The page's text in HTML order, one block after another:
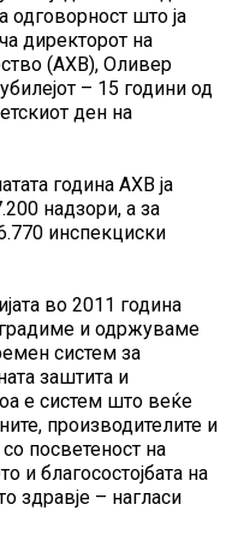
одговорност што ја
директорот на
(АХВ), Оливер
– 15 години од
ден на
година АХВ ја
надзори, а за
инспекциски
во 2011 година
и одржуваме
систем за
заштита и
е систем што веќе
производителите и
посветеност на
и благосостојбата на
здравје – нагласи